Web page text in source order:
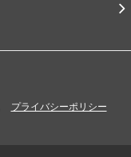
プライバシーポリシー